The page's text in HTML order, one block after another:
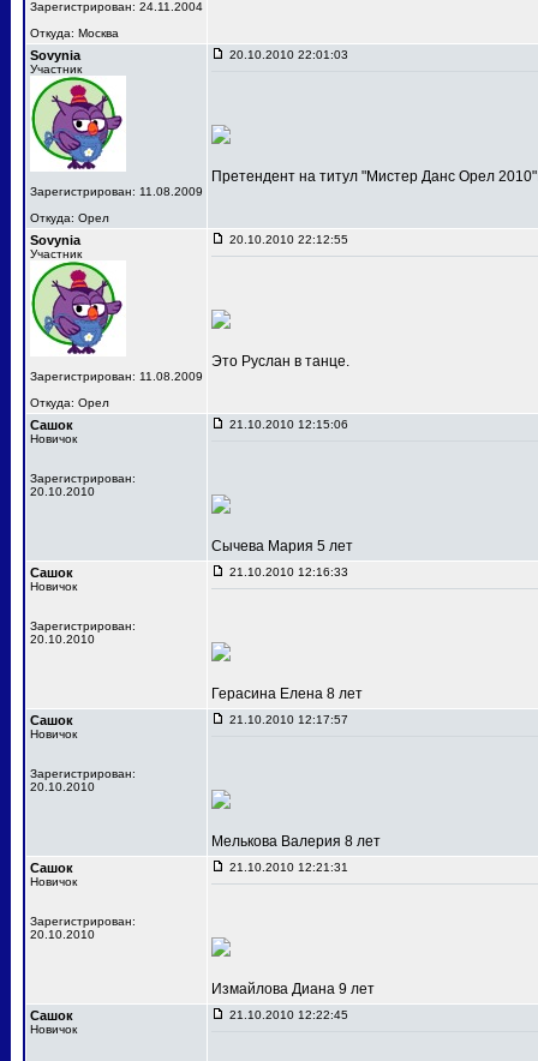
Зарегистрирован: 24.11.2004
Откуда: Москва
Sovynia
Участник
Зарегистрирован: 11.08.2009
Откуда: Орел
20.10.2010 22:01:03
Претендент на титул "Мистер Данс Орел
Sovynia
Участник
Зарегистрирован: 11.08.2009
Откуда: Орел
20.10.2010 22:12:55
Это Руслан в танце.
Сашок
Новичок
Зарегистрирован:
20.10.2010
21.10.2010 12:15:06
Сычева Мария 5 лет
Сашок
Новичок
Зарегистрирован:
20.10.2010
21.10.2010 12:16:33
Герасина Елена 8 лет
Сашок
Новичок
Зарегистрирован:
20.10.2010
21.10.2010 12:17:57
Мелькова Валерия 8 лет
Сашок
Новичок
Зарегистрирован:
20.10.2010
21.10.2010 12:21:31
Измайлова Диана 9 лет
Сашок
Новичок
21.10.2010 12:22:45